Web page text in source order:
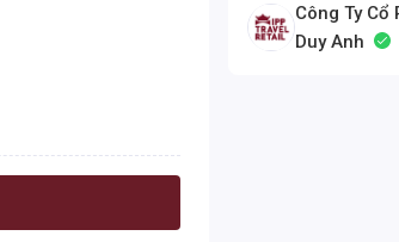
Công Ty Cổ
Duy Anh